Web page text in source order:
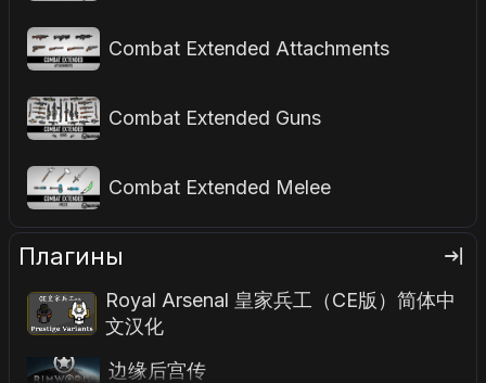
Combat Extended Attachments
Combat Extended Guns
Combat Extended Melee
Плагины
Royal Arsenal 皇家兵工（CE版）简体中
文汉化
边缘后宫传